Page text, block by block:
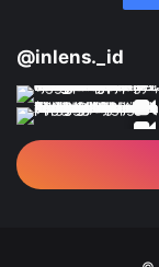
@inlens._id